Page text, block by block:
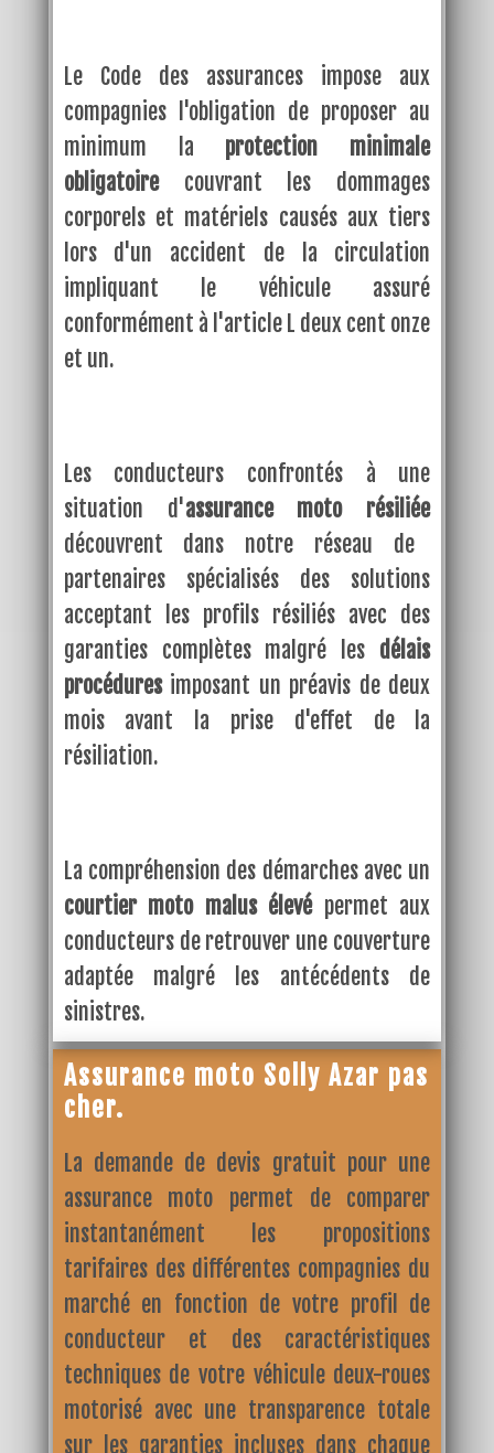
Assurance moto Solly Azar pas
cher.
La demande de devis gratuit pour une
assurance moto permet de comparer
instantanément les propositions
tarifaires des différentes compagnies du
marché en fonction de votre profil de
conducteur et des caractéristiques
techniques de votre véhicule deux-roues
motorisé avec une transparence totale
sur les garanties incluses dans chaque
Le Code des assurances impose aux
compagnies l'obligation de proposer au
minimum la protection minimale
obligatoirecouvrant les dommages
corporels et matériels causés aux tiers
lors d'un accident de la circulation
impliquant le véhicule assuré
conformément à l'article L deux cent onze
et un.
Les conducteurs confrontés à une
situation d'assurance moto résiliée
découvrent dans notre réseau de
partenaires spécialisés des solutions
acceptant les profils résiliés avec des
garanties complètes malgré les délais
procéduresimposant un préavis de deux
mois avant la prise d'effet de la
résiliation.
La compréhension des démarches avec un
courtier moto malus élevépermet aux
conducteurs de retrouver une couverture
adaptée malgré les antécédents de
sinistres.